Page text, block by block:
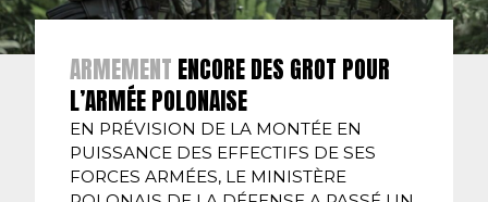
ARMEMENT ENCORE DES GROT POUR
L’ARMÉE POLONAISE
EN PRÉVISION DE LA MONTÉE EN
PUISSANCE DES EFFECTIFS DE SES
FORCES ARMÉES, LE MINISTÈRE